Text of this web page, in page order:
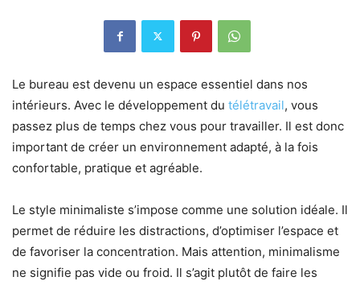
Le bureau est devenu un espace essentiel dans nos
intérieurs. Avec le développement du télétravail, vous
passez plus de temps chez vous pour travailler. Il est donc
important de créer un environnement adapté, à la fois
confortable, pratique et agréable.
Le style minimaliste s’impose comme une solution idéale. Il
permet de réduire les distractions, d’optimiser l’espace et
de favoriser la concentration. Mais attention, minimalisme
ne signifie pas vide ou froid. Il s’agit plutôt de faire les